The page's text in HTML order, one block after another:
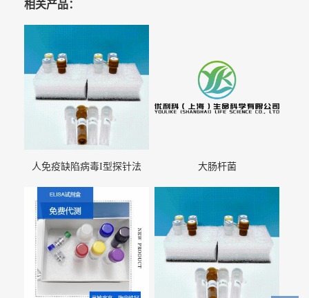
相关产品：
人免疫缺陷病毒I型探针法
大肠杆菌